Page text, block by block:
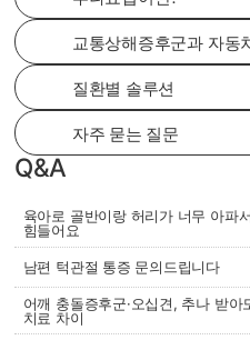
교통상해증후군과 자동
질환별 솔루션
자주 묻는 질문
Q&A
육아로 골반이랑 허리가 너무 아파
힘들어요
남편 턱관절 통증 문의드립니다
어깨 충돌증후군·오십견, 추나 받아
치료 차이